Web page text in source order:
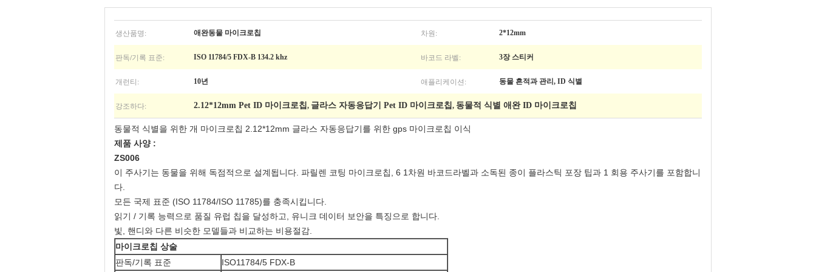
생산품명: 애완동물 마이크로칩 차원: 2*12mm
판독/기록 표준: ISO 11784/5 FDX-B 134.2 khz 바코드 라벨: 3장 스티커
개런티: 10년 애플리케이션: 동물 흔적과 관리, ID 식별
강조하다: 2.12*12mm Pet ID 마이크로칩 , 글라스 자동응답기 Pet ID 마이크로칩 , 동물적 식별 애완 ID 마이크로칩
동물적 식별을 위한 개 마이크로칩 2.12*12mm 글라스 자동응답기를 위한 gps 마이크로칩 이식
제품 사양 :
ZS006
이 주사기는 동물을 위해 독점적으로 설계됩니다. 파릴렌 코팅 마이크로칩, 6 1차원 바코드라벨과 소독된 종이 플라스틱 포장 팁과 1 회용 주사기를 포함합니
다.
모든 국제 표준 (ISO 11784/ISO 11785)를 충족시킵니다.
읽기 / 기록 능력으로 품질 유럽 칩을 달성하고, 유니크 데이터 보안을 특징으로 합니다.
빛, 핸디와 다른 비슷한 모델들과 비교하는 비용절감.
마이크로칩 상술
판독/기록 표준
ISO11784/5 FDX-B